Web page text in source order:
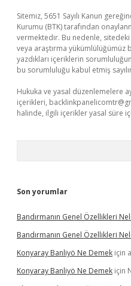
Sitemiz, 5651 Sayılı Kanun
Kurumu (BTK) tarafından
vermektedir. Bu nedenle,
veya araştırma yükümlülüğümüz
yazdıkları içeriklerin
bu sorumluluğu kabul etmiş
Hukuka ve yasal düzenlemelere
içerikleri,
halinde, ilgili içerikler yasal süre
Son yorumlar
Bandırmanın Genel Özellikleri
Bandırmanın Genel Özellikleri
Konyaray Banliyö Ne Demek için
Konyaray Banliyö Ne Demek için